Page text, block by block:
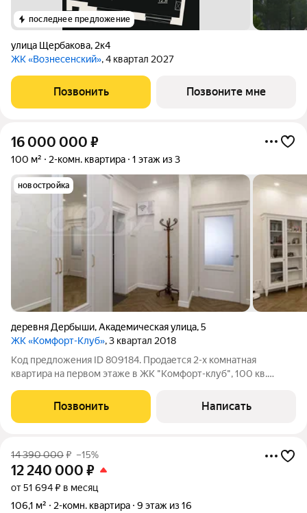
последнее предложение
улица Щербакова, 2к4
ЖК «Вознесенский», 4 квартал 2027
Позвонить Позвоните мне
16 000 000 ₽
100 м² 2-комн. квартира 1 этаж из 3
новостройка
деревня Дербыши,Академическая улица,5
ЖК «Комфорт-Клуб», 3 квартал 2018
Код предложения ID 809184. Продается 2-х комнатная
квартира на первом этаже в ЖК "Комфорт-клуб", 100 кв.
обе стороны: лесной массив и уютный двор. В комплексе
закрытый двор с
Позвонить Написать
14 390 000₽ –15%
12 240 000 ₽
от 51 694 ₽ в месяц
106,1 м²
2-комн. квартира 9 этаж из 16